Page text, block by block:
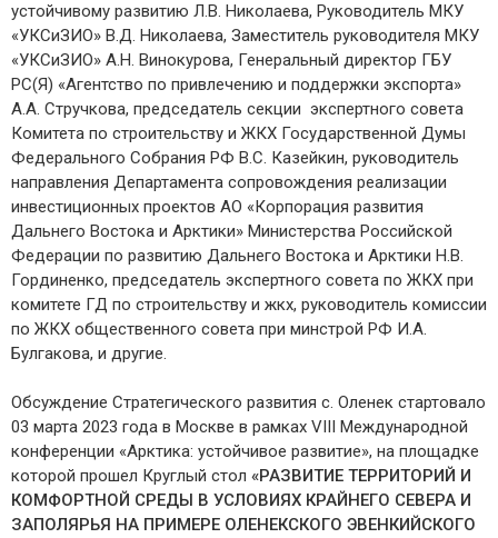
устойчивому развитию Л.В. Николаева, Руководитель МКУ
«УКСиЗИО» В.Д. Николаева, Заместитель руководителя МКУ
«УКСиЗИО» А.Н. Винокурова, Генеральный директор ГБУ
РС(Я) «Агентство по привлечению и поддержки экспорта»
А.А. Стручкова, председатель секции экспертного совета
Комитета по строительству и ЖКХ Государственной Думы
Федерального Собрания РФ В.С. Казейкин, руководитель
направления Департамента сопровождения реализации
инвестиционных проектов АО «Корпорация развития
Дальнего Востока и Арктики» Министерства Российской
Федерации по развитию Дальнего Востока и Арктики Н.В.
Гординенко, председатель экспертного совета по ЖКХ при
комитете ГД по строительству и жкх, руководитель комиссии
по ЖКХ общественного совета при минстрой РФ И.А.
Булгакова, и другие.
Обсуждение Стратегического развития с. Оленек стартовало
03 марта 2023 года в Москве в рамках VIII Международной
конференции «Арктика: устойчивое развитие», на площадке
которой прошел Круглый стол «РАЗВИТИЕ ТЕРРИТОРИЙ И
КОМФОРТНОЙ СРЕДЫ В УСЛОВИЯХ КРАЙНЕГО СЕВЕРА И
ЗАПОЛЯРЬЯ НА ПРИМЕРЕ ОЛЕНЕКСКОГО ЭВЕНКИЙСКОГО